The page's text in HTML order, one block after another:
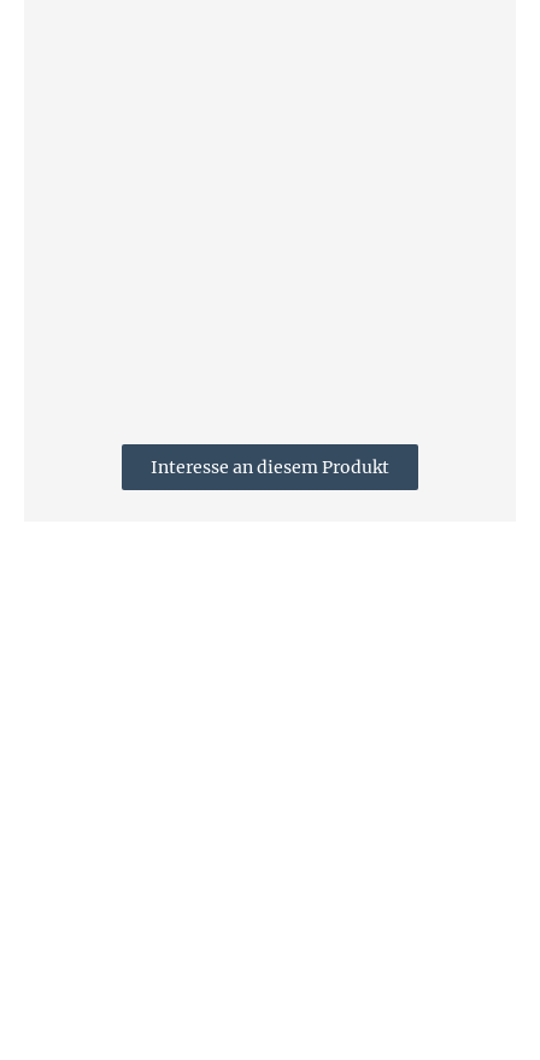
Interesse an diesem Produkt